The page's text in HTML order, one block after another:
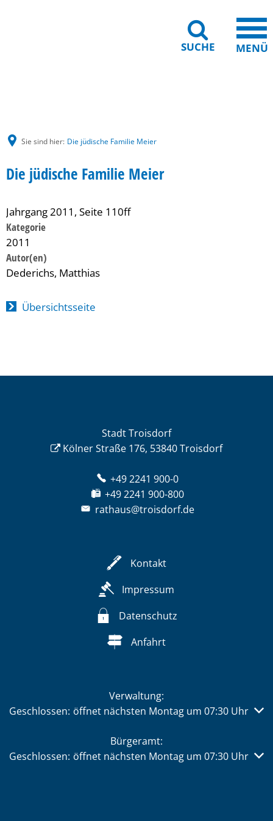
SUCHE MENÜ
Sie sind hier: Die jüdische Familie Meier
Die jüdische Familie Meier
Jahrgang 2011, Seite 110ff
Kategorie
2011
Dederichs, Matthias
Übersichtsseite
Stadt Troisdorf
Kölner Straße 176, 53840 Troisdorf
+49 2241 900-0
+49 2241 900-800
rathaus@troisdorf.de
Kontakt
Impressum
Datenschutz
Anfahrt
Verwaltung:
Klicken, um weitere Öffnungs- oder Schließzeiten
Geschlossen: öffnet nächsten Montag um 07:30 Uhr
Bürgeramt:
Klicken, um weitere Öffnungs- oder Schließzeiten
Geschlossen: öffnet nächsten Montag um 07:30 Uhr